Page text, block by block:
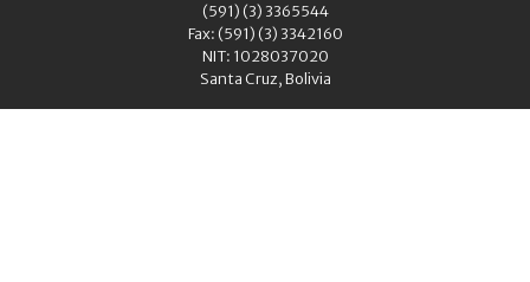
(591) (3) 3365544
Fax: (591) (3) 3342160
NIT: 1028037020
Santa Cruz, Bolivia